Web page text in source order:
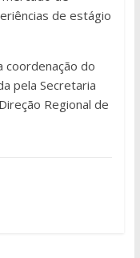
de estágio
coordenação do
pela Secretaria
Regional de